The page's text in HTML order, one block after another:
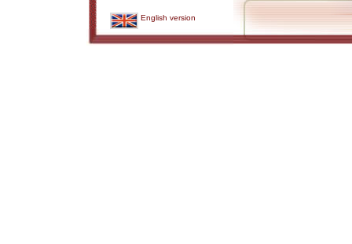
English version